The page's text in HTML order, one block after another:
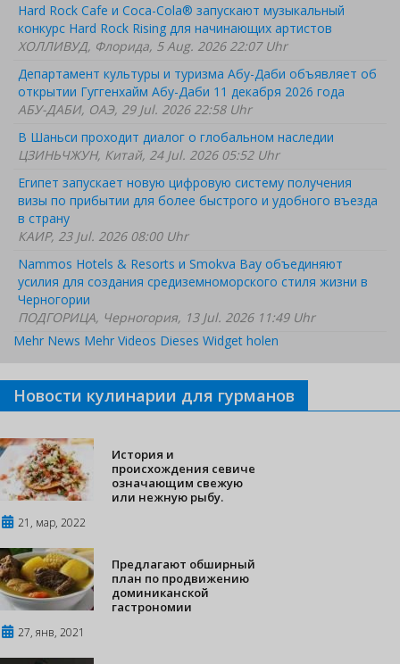
Hard Rock Cafe и Coca-Cola® запускают музыкальный
конкурс Hard Rock Rising для начинающих артистов
ХОЛЛИВУД, Флорида, 5 Aug. 2026 22:07 Uhr
Департамент культуры и туризма Абу-Даби объявляет об
открытии Гуггенхайм Абу-Даби 11 декабря 2026 года
АБУ-ДАБИ, ОАЭ, 29 Jul. 2026 22:58 Uhr
В Шаньси проходит диалог о глобальном наследии
ЦЗИНЬЧЖУН, Китай, 24 Jul. 2026 05:52 Uhr
Египет запускает новую цифровую систему получения
визы по прибытии для более быстрого и удобного въезда
в страну
КАИР, 23 Jul. 2026 08:00 Uhr
Nammos Hotels & Resorts и Smokva Bay объединяют
усилия для создания средиземноморского стиля жизни в
Черногории
ПОДГОРИЦА, Черногория, 13 Jul. 2026 11:49 Uhr
Mehr News Mehr Videos Dieses Widget holen
Новости кулинарии для гурманов
История и
происхождения севиче
означающим свежую
или нежную рыбу.
21, мар, 2022
Предлагают обширный
план по продвижению
доминиканской
гастрономии
27, янв, 2021